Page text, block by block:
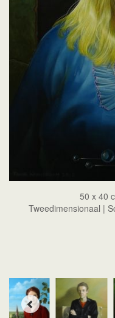
50 x 40
Tweedimensionaal |